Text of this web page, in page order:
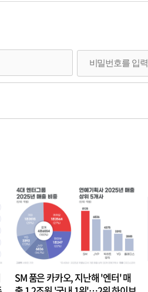
SM 품은 카카오, 지난해 '엔터' 매